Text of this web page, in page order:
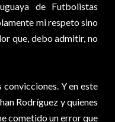
de Futbolistas
mi respeto sino
que, debo admitir, no
Y en este
Rodríguez y quienes
cometido un error que